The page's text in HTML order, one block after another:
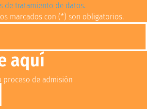
de tratamiento de datos.
marcados con (*) son obligatorios.
aquí
proceso de admisión